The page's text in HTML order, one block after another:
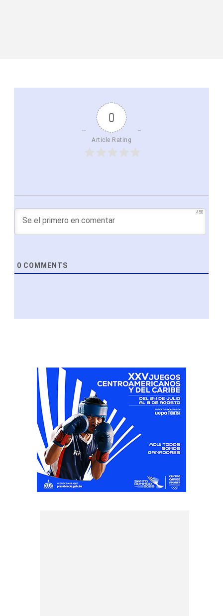
0
Article Rating
450
0 COMMENTS